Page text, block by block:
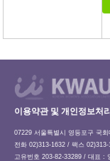
이용약관 및 개인정보처
07229 서울특별시 영등포구 국
전화 02)313-1632 / 팩스
고유번호 203-82-33289 / 대표 :